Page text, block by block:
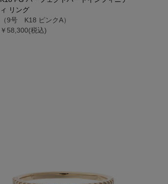
ィ リング
（9号 K18 ピンクA）
￥58,300(税込)